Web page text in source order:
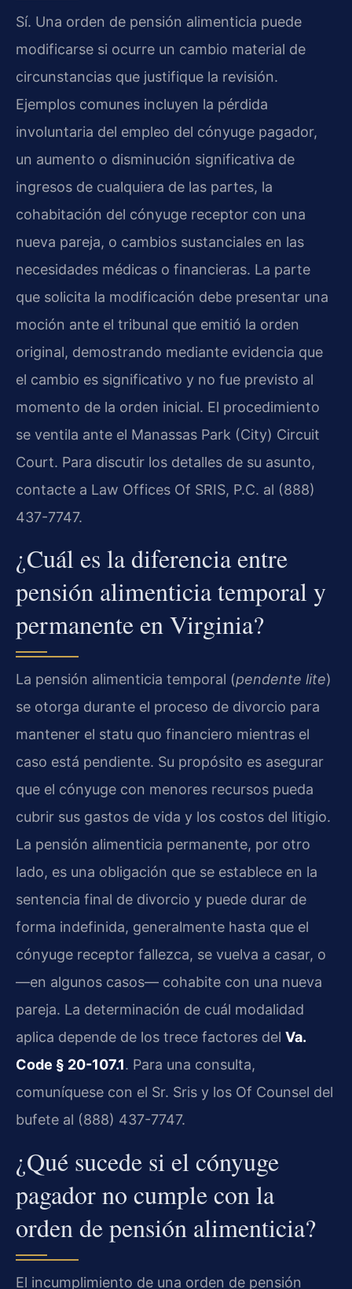
Sí. Una orden de pensión alimenticia puede
modificarse si ocurre un cambio material de
circunstancias que justifique la revisión.
Ejemplos comunes incluyen la pérdida
involuntaria del empleo del cónyuge pagador,
un aumento o disminución significativa de
ingresos de cualquiera de las partes, la
cohabitación del cónyuge receptor con una
nueva pareja, o cambios sustanciales en las
necesidades médicas o financieras. La parte
que solicita la modificación debe presentar una
moción ante el tribunal que emitió la orden
original, demostrando mediante evidencia que
el cambio es significativo y no fue previsto al
momento de la orden inicial. El procedimiento
se ventila ante el Manassas Park (City) Circuit
Court. Para discutir los detalles de su asunto,
contacte a Law Offices Of SRIS, P.C. al (888)
437-7747.
¿Cuál es la diferencia entre
pensión alimenticia temporal y
permanente en Virginia?
La pensión alimenticia temporal (pendente lite)
se otorga durante el proceso de divorcio para
mantener el statu quo financiero mientras el
caso está pendiente. Su propósito es asegurar
que el cónyuge con menores recursos pueda
cubrir sus gastos de vida y los costos del litigio.
La pensión alimenticia permanente, por otro
lado, es una obligación que se establece en la
sentencia final de divorcio y puede durar de
forma indefinida, generalmente hasta que el
cónyuge receptor fallezca, se vuelva a casar, o
—en algunos casos— cohabite con una nueva
pareja. La determinación de cuál modalidad
aplica depende de los trece factores del Va.
Code § 20-107.1. Para una consulta,
comuníquese con el Sr. Sris y los Of Counsel del
bufete al (888) 437-7747.
¿Qué sucede si el cónyuge
pagador no cumple con la
orden de pensión alimenticia?
El incumplimiento de una orden de pensión